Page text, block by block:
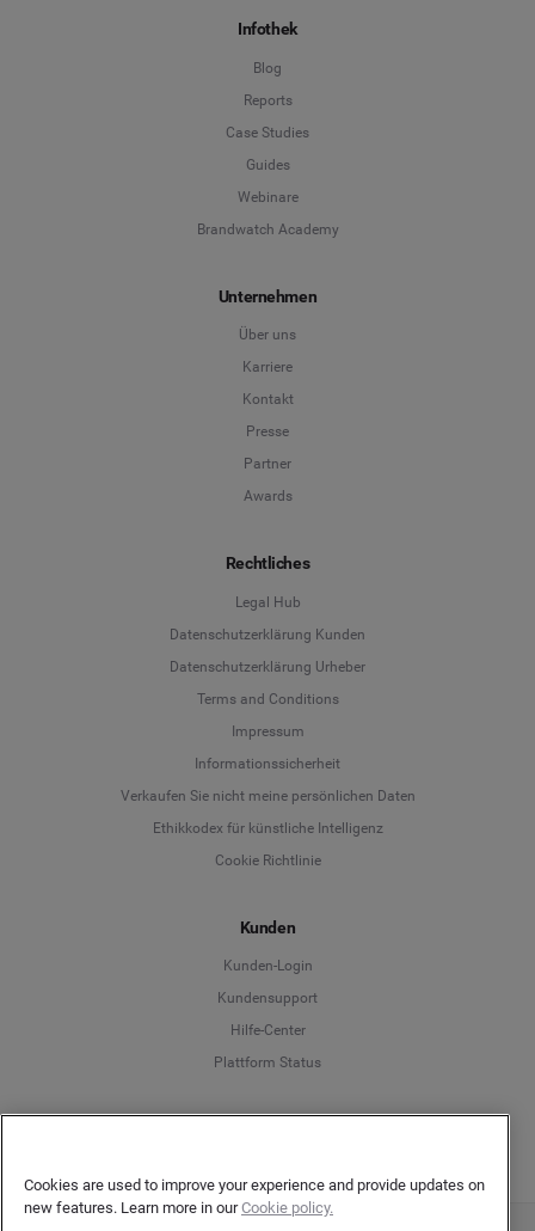
Infothek
Blog
Reports
Case Studies
Guides
Webinare
Brandwatch Academy
Unternehmen
Über uns
Karriere
Kontakt
Presse
Partner
Awards
Rechtliches
Legal Hub
Datenschutzerklärung Kunden
Datenschutzerklärung Urheber
Terms and Conditions
Impressum
Informationssicherheit
Verkaufen Sie nicht meine persönlichen Daten
Ethikkodex für künstliche Intelligenz
Cookie Richtlinie
Kunden
Kunden-Login
Kundensupport
Hilfe-Center
Plattform Status
Deutsch
Cookies are used to improve your experience and provide updates on
new features. Learn more in ourCookie policy.